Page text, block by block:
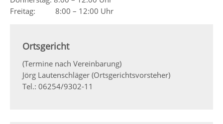
Freitag: 8:00 – 12:00 Uhr
Ortsgericht
(Termine nach Vereinbarung)
Jörg Lautenschläger (Ortsgerichtsvorsteher)
Tel.: 06254/9302-11